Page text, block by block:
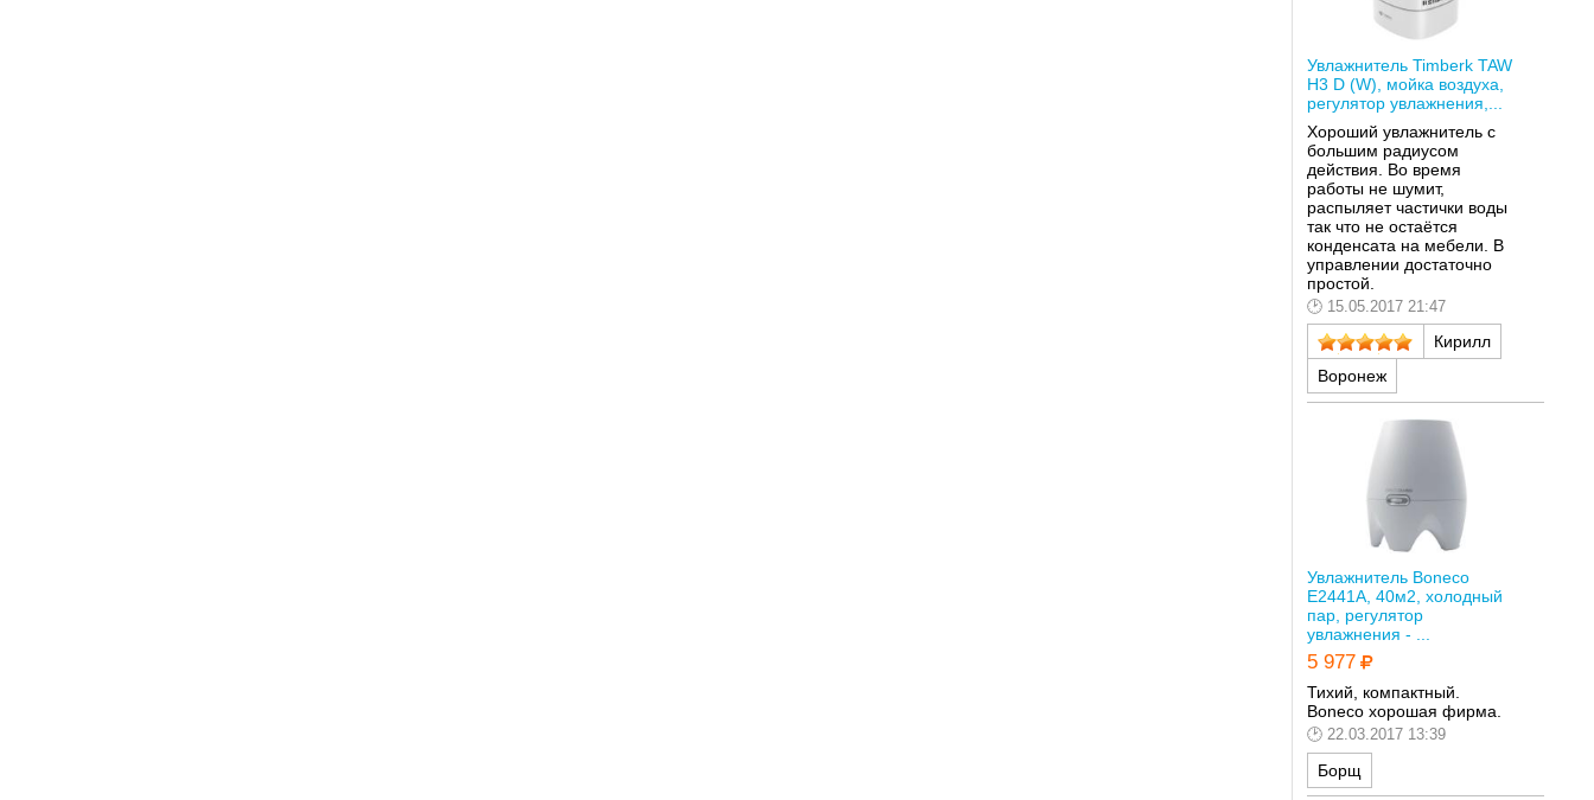
Увлажнитель Timberk TAW
H3 D (W), мойка воздуха,
регулятор увлажнения,...
Хороший увлажнитель с
большим радиусом
действия. Во время
работы не шумит,
распыляет частички воды
так что не остаётся
конденсата на мебели. В
управлении достаточно
простой.
15.05.2017 21:47
Кирилл
Воронеж
Увлажнитель Boneco
E2441A, 40м2, холодный
пар, регулятор
увлажнения - ...
5 977
Тихий, компактный.
Boneco хорошая фирма.
22.03.2017 13:39
Борщ